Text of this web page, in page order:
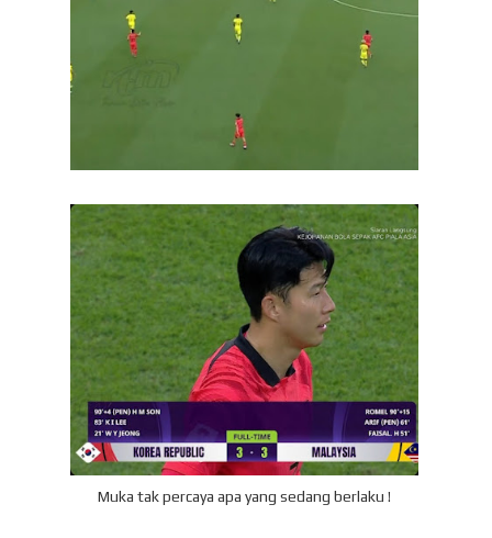
Muka tak percaya apa yang sedang berlaku !